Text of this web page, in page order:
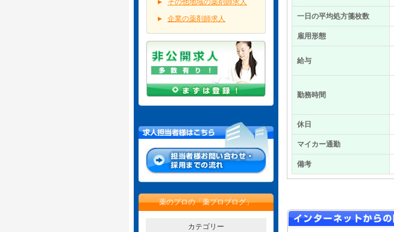
その他地域の薬剤師求人
企業の薬剤師求人
薬のプロの「薬プロブログ」
カテゴリー
一日の平均処方箋枚数
雇用形態
給与
勤務時間
休日
マイカー通勤
備考